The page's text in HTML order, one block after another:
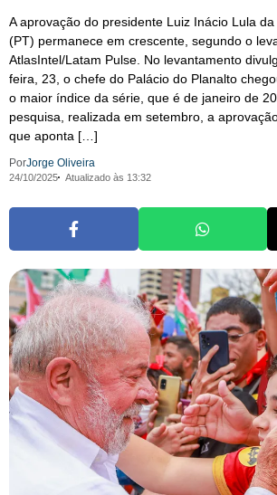
A aprovação do presidente Luiz Inácio Lula da
(PT) permanece em crescente, segundo o
AtlasIntel/Latam Pulse. No levantamento
feira, 23, o chefe do Palácio do Planalto
o maior índice da série, que é de janeiro de
pesquisa, realizada em setembro, a
que aponta […]
PorJorge Oliveira
24/10/2025 Atualizado às 13:32